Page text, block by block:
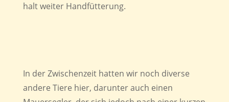
halt weiter Handfütterung.
In der Zwischenzeit hatten wir noch diverse
andere Tiere hier, darunter auch einen